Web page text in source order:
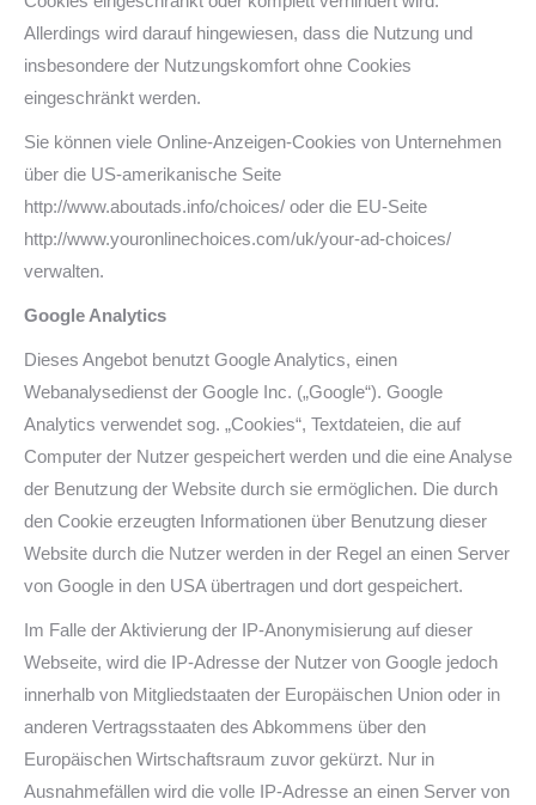
Allerdings wird darauf hingewiesen, dass die Nutzung und
insbesondere der Nutzungskomfort ohne Cookies
eingeschränkt werden.
Sie können viele Online-Anzeigen-Cookies von Unternehmen
über die US-amerikanische Seite
http://www.aboutads.info/choices/ oder die EU-Seite
http://www.youronlinechoices.com/uk/your-ad-choices/
verwalten.
Google Analytics
Dieses Angebot benutzt Google Analytics, einen
Webanalysedienst der Google Inc. („Google“). Google
Analytics verwendet sog. „Cookies“, Textdateien, die auf
Computer der Nutzer gespeichert werden und die eine Analyse
der Benutzung der Website durch sie ermöglichen. Die durch
den Cookie erzeugten Informationen über Benutzung dieser
Website durch die Nutzer werden in der Regel an einen Server
von Google in den USA übertragen und dort gespeichert.
Im Falle der Aktivierung der IP-Anonymisierung auf dieser
Webseite, wird die IP-Adresse der Nutzer von Google jedoch
innerhalb von Mitgliedstaaten der Europäischen Union oder in
anderen Vertragsstaaten des Abkommens über den
Europäischen Wirtschaftsraum zuvor gekürzt. Nur in
Ausnahmefällen wird die volle IP-Adresse an einen Server von